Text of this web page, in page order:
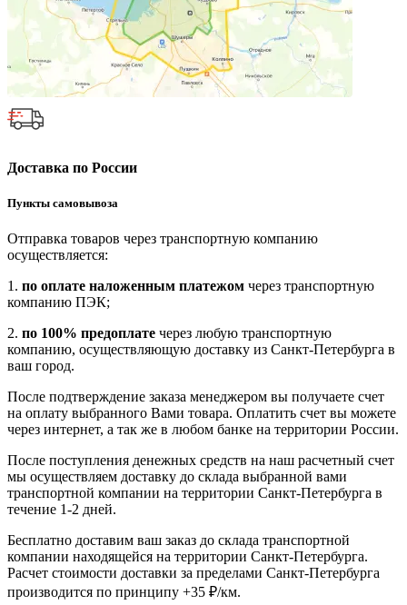
Доставка по России
Пункты самовывоза
Отправка товаров через транспортную компанию
осуществляется:
1. по оплате наложенным платежом через транспортную
компанию ПЭК;
2. по 100% предоплате через любую транспортную
компанию, осуществляющую доставку из Санкт-Петербурга в
ваш город.
После подтверждение заказа менеджером вы получаете счет
на оплату выбранного Вами товара. Оплатить счет вы можете
через интернет, а так же в любом банке на территории России.
После поступления денежных средств на наш расчетный счет
мы осуществляем доставку до склада выбранной вами
транспортной компании на территории Санкт-Петербурга в
течение 1-2 дней.
Бесплатно доставим ваш заказ до склада транспортной
компании находящейся на территории Санкт-Петербурга.
Расчет стоимости доставки за пределами Санкт-Петербурга
производится по принципу +35 ₽/км.